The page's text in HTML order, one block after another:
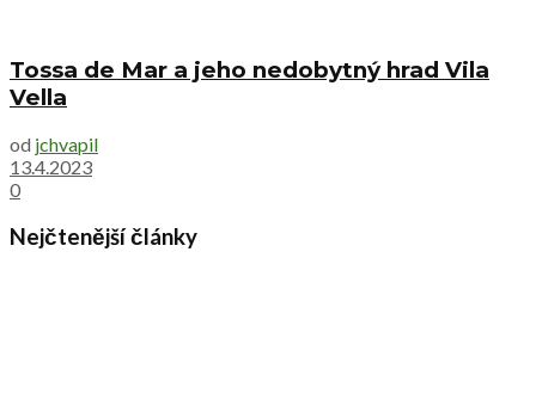
Tossa de Mar a jeho nedobytný hrad Vila
Vella
od jchvapil
13.4.2023
0
Nejčtenější články